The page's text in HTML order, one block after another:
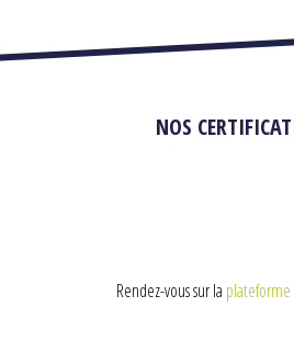
NOS
Rendez-vous sur la plateforme